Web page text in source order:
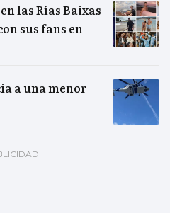
las Rías Baixas
sus fans en
a una menor